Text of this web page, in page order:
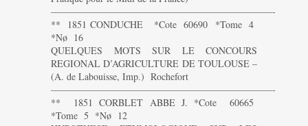
———————————————————————-
** 1851 CONDUCHE *Cote 60690 *Tome 4
*Nø 16
QUELQUES MOTS SUR LE CONCOURS
REGIONAL D’AGRICULTURE DE TOULOUSE –
(A. de Labouisse, Imp.) Rochefort
———————————————————————-
** 1851 CORBLET ABBE J. *Cote 60665
*Tome 5 *Nø 12